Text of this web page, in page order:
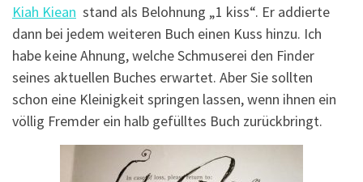
Kiah Kiean stand als Belohnung „1 kiss“. Er addierte
dann bei jedem weiteren Buch einen Kuss hinzu. Ich
habe keine Ahnung, welche Schmuserei den Finder
seines aktuellen Buches erwartet. Aber Sie sollten
schon eine Kleinigkeit springen lassen, wenn ihnen ein
völlig Fremder ein halb gefülltes Buch zurückbringt.